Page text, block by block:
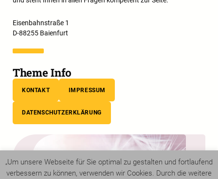
Eisenbahnstraße 1
D-88255 Baienfurt
Theme Info
KONTAKT IMPRESSUM
DATENSCHUTZERKLÄRUNG
„Um unsere Webseite für Sie optimal zu gestalten und fortlaufend
verbessern zu können, verwenden wir Cookies. Durch die weitere